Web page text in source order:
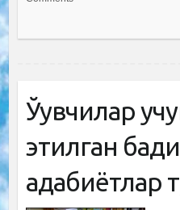
Ўқувчилар
этилган
адабиётлар